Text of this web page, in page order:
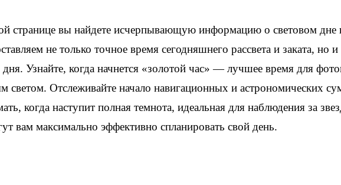
странице вы найдете исчерпывающую информацию о световом
не только точное время сегодняшнего рассвета и заката, но
дня. Узнайте, когда начнется «золотой час» — лучшее время для
светом. Отслеживайте начало навигационных и астрономических
когда наступит полная темнота, идеальная для наблюдения за
вам максимально эффективно спланировать свой день.